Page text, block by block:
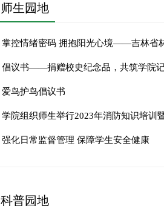
师生园地
掌控情绪密码 拥抱阳光心境——吉林省
倡议书——捐赠校史纪念品，共筑学院
爱鸟护鸟倡议书
学院组织师生举行2023年消防知识培训
强化日常监督管理 保障学生安全健康
科普园地